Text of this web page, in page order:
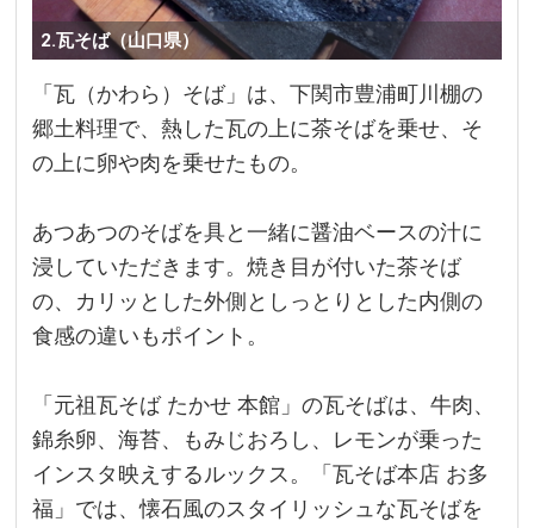
2.瓦そば（山口県）
「瓦（かわら）そば」は、下関市豊浦町川棚の
郷土料理で、熱した瓦の上に茶そばを乗せ、そ
の上に卵や肉を乗せたもの。
あつあつのそばを具と一緒に醤油ベースの汁に
浸していただきます。焼き目が付いた茶そば
の、カリッとした外側としっとりとした内側の
食感の違いもポイント。
「元祖瓦そば たかせ 本館」の瓦そばは、牛肉、
錦糸卵、海苔、もみじおろし、レモンが乗った
インスタ映えするルックス。「瓦そば本店 お多
福」では、懐石風のスタイリッシュな瓦そばを